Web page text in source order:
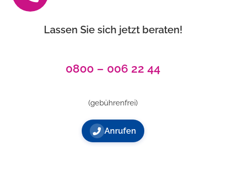
Lassen Sie sich jetzt beraten!
0800 – 006 22 44
(gebührenfrei)
Anrufen